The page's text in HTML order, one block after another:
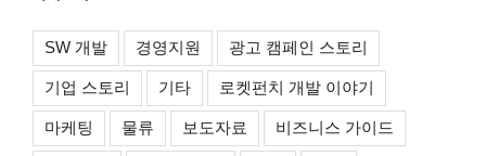
SW 개발 경영지원 광고 캠페인 스토리
기업 스토리 기타 로켓펀치 개발 이야기
마케팅 물류 보도자료 비즈니스 가이드